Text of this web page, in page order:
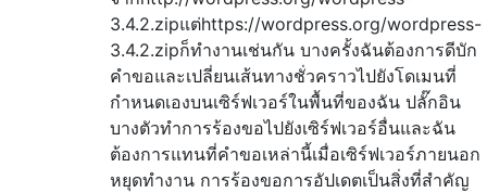
3.4.2.zipแต่https://wordpress.org/wordpress-
3.4.2.zipก็ทำงานเช่นกัน บางครั้งฉันต้องการดีบัก
คำขอและเปลี่ยนเส้นทางชั่วคราวไปยังโดเมนที่
กำหนดเองบนเซิร์ฟเวอร์ในพื้นที่ของฉัน ปลั๊กอิน
บางตัวทำการร้องขอไปยังเซิร์ฟเวอร์อื่นและฉัน
ต้องการแทนที่คำขอเหล่านี้เมื่อเซิร์ฟเวอร์ภายนอก
หยุดทำงาน การร้องขอการอัปเดตเป็นสิ่งที่สำคัญ